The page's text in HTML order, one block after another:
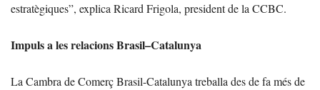
estratègiques”, explica Ricard Frigola, president de la CCBC.
Impuls a les relacions Brasil–Catalunya
La Cambra de Comerç Brasil-Catalunya treballa des de fa més de